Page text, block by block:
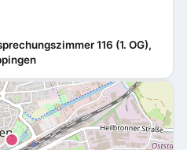
116 (1. OG),